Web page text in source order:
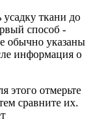
усадку ткани до
способ -
обычно указаны
информация о
этого отмерьте
сравните их.